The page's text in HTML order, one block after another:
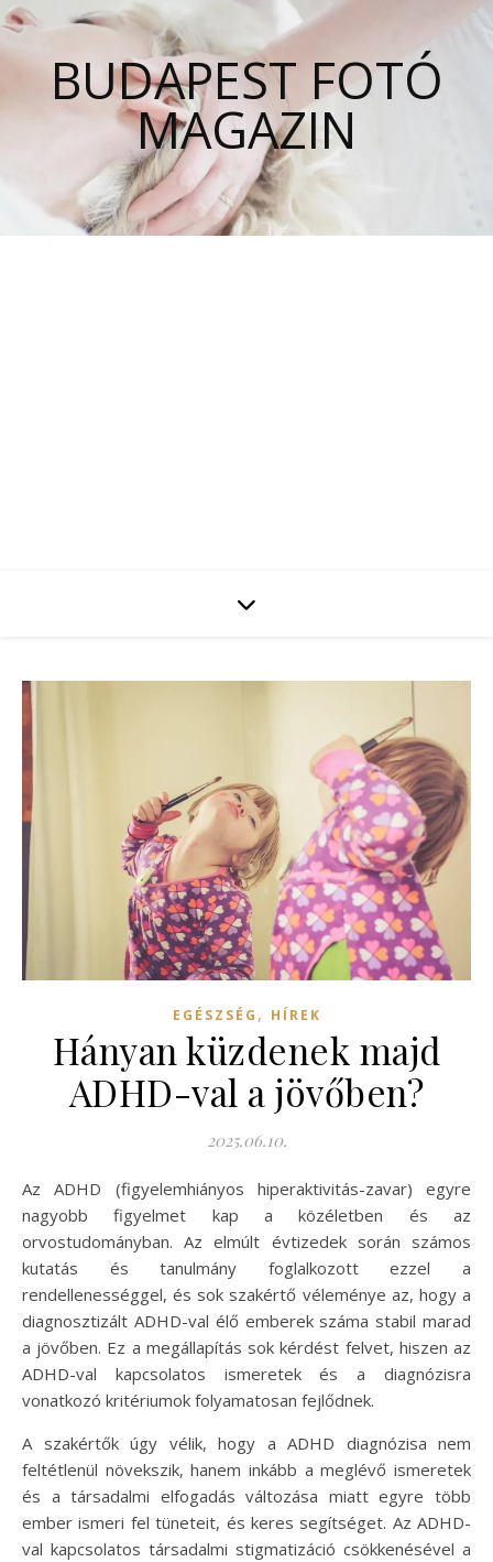
BUDAPEST FOTÓ
MAGAZIN
EGÉSZSÉG , HÍREK
Hányan küzdenek majd
ADHD-val a jövőben?
2025.06.10.
Az ADHD (figyelemhiányos hiperaktivitás-zavar) egyre
nagyobb figyelmet kap a közéletben és az
orvostudományban. Az elmúlt évtizedek során számos
kutatás és tanulmány foglalkozott ezzel a
rendellenességgel, és sok szakértő véleménye az, hogy a
diagnosztizált ADHD-val élő emberek száma stabil marad
a jövőben. Ez a megállapítás sok kérdést felvet, hiszen az
ADHD-val kapcsolatos ismeretek és a diagnózisra
vonatkozó kritériumok folyamatosan fejlődnek.
A szakértők úgy vélik, hogy a ADHD diagnózisa nem
feltétlenül növekszik, hanem inkább a meglévő ismeretek
és a társadalmi elfogadás változása miatt egyre több
ember ismeri fel tüneteit, és keres segítséget. Az ADHD-
val kapcsolatos társadalmi stigmatizáció csökkenésével a